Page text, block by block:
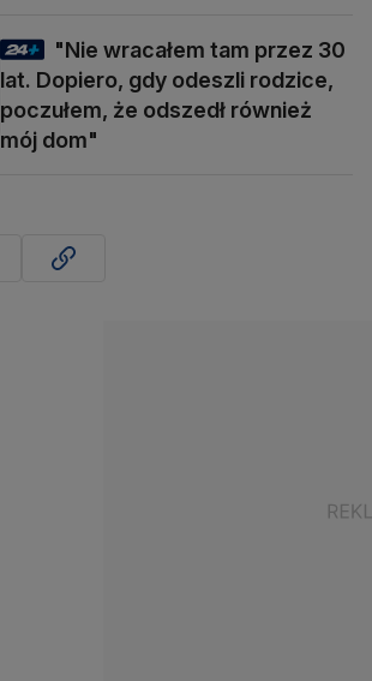
"Nie wracałem tam przez 30
lat. Dopiero, gdy odeszli rodzice,
poczułem, że odszedł również
mój dom"